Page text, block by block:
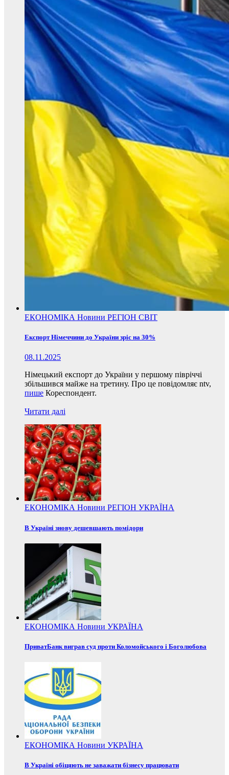
ЕКОНОМІКА Новини РЕГІОН СВІТ
Експорт Німеччини до України зріс на 30%
08.11.2025
Німецький експорт до України у першому півріччі
збільшився майже на третину. Про це повідомляє ntv,
пише Кореспондент.
Читати далі
ЕКОНОМІКА Новини РЕГІОН УКРАЇНА
В Україні знову дешевшають помідори
ЕКОНОМІКА Новини УКРАЇНА
ПриватБанк виграв суд проти Коломойського і Боголюбова
ЕКОНОМІКА Новини УКРАЇНА
В Україні обіцяють не заважати бізнесу працювати